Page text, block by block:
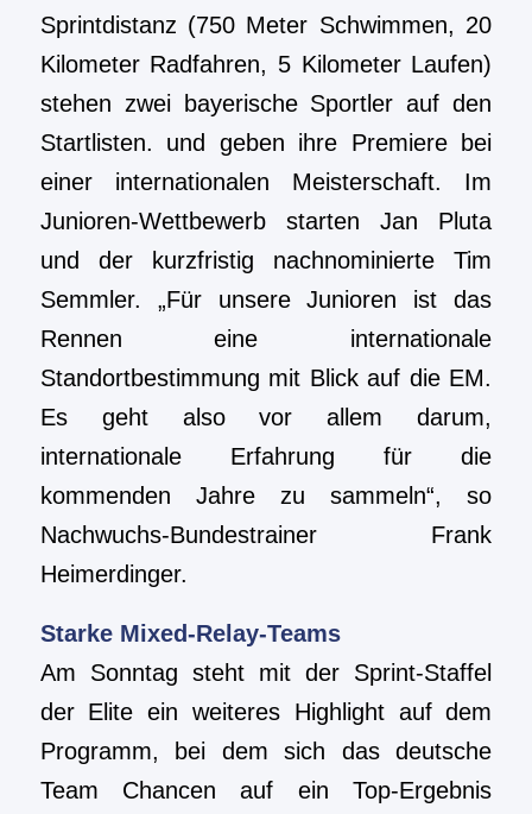
Sprintdistanz (750 Meter Schwimmen, 20
Kilometer Radfahren, 5 Kilometer Laufen)
stehen zwei bayerische Sportler auf den
Startlisten. und geben ihre Premiere bei
einer internationalen Meisterschaft. Im
Junioren-Wettbewerb starten Jan Pluta
und der kurzfristig nachnominierte Tim
Semmler. „Für unsere Junioren ist das
Rennen eine internationale
Standortbestimmung mit Blick auf die EM.
Es geht also vor allem darum,
internationale Erfahrung für die
kommenden Jahre zu sammeln“, so
Nachwuchs-Bundestrainer Frank
Heimerdinger.
Starke Mixed-Relay-Teams
Am Sonntag steht mit der Sprint-Staffel
der Elite ein weiteres Highlight auf dem
Programm, bei dem sich das deutsche
Team Chancen auf ein Top-Ergebnis